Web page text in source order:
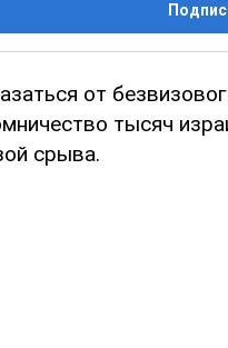
от
тысяч
срыва.